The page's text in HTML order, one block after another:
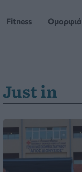
Fitness Ομορφιά
Just in